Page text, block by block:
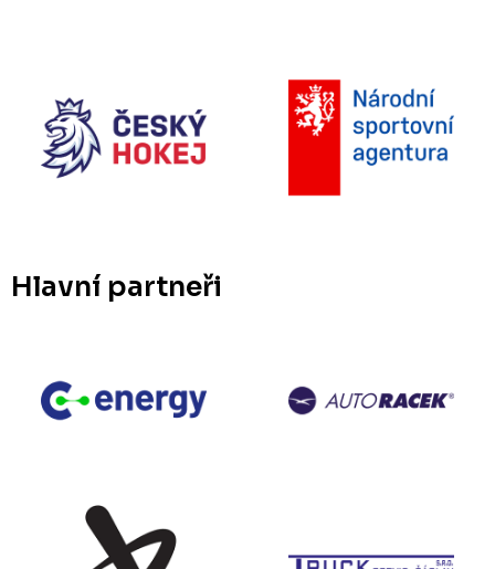
Hlavní partneři